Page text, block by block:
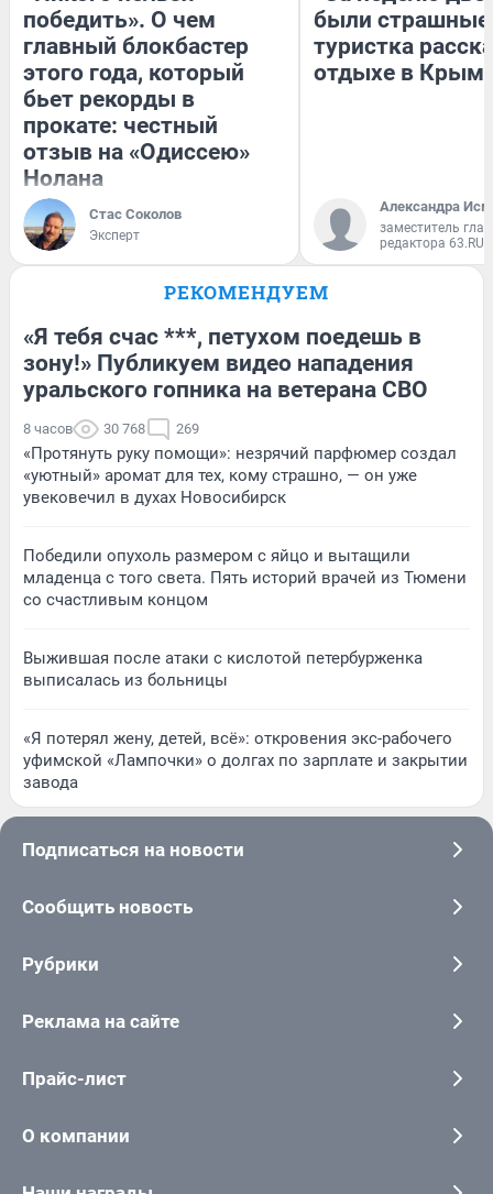
победить». О чем
главный блокбастер
этого года, который
бьет рекорды в
прокате: честный
отзыв на «Одиссею»
Нолана
Стас Соколов
Эксперт
были
туристка
отдыхе в
Александра
заместитель
редактора 63.RU
РЕКОМЕНДУЕМ
«Я тебя счас ***, петухом поедешь в
зону!» Публикуем видео нападения
уральского гопника на ветерана СВО
8 часов 30 768 269
«Протянуть руку помощи»: незрячий парфюмер создал
«уютный» аромат для тех, кому страшно, — он уже
увековечил в духах Новосибирск
Победили опухоль размером с яйцо и вытащили
младенца с того света. Пять историй врачей из Тюмени
со счастливым концом
Выжившая после атаки с кислотой петербурженка
выписалась из больницы
«Я потерял жену, детей, всё»: откровения экс-рабочего
уфимской «Лампочки» о долгах по зарплате и закрытии
завода
Подписаться на новости
Сообщить новость
Рубрики
Реклама на сайте
Прайс-лист
О компании